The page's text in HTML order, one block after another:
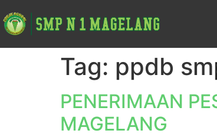
Tag: ppdb
PENERIMAAN
MAGELANG